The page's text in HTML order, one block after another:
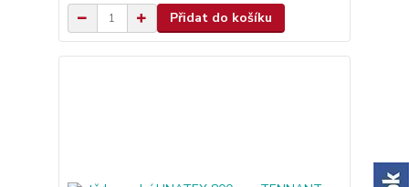
Přidat do košíku